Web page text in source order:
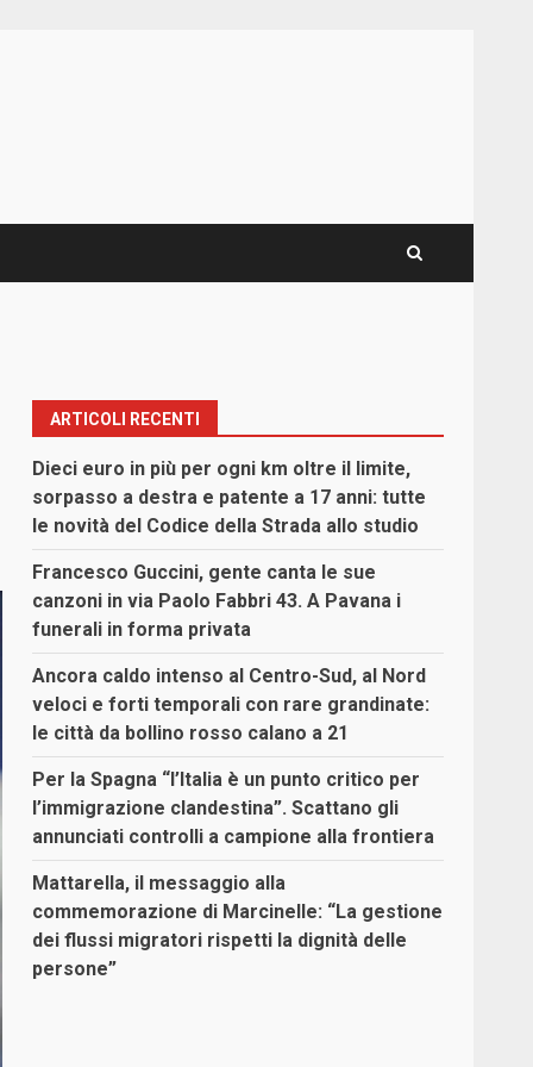
ARTICOLI RECENTI
Dieci euro in più per ogni km oltre il limite,
sorpasso a destra e patente a 17 anni: tutte
le novità del Codice della Strada allo studio
Francesco Guccini, gente canta le sue
canzoni in via Paolo Fabbri 43. A Pavana i
funerali in forma privata
Ancora caldo intenso al Centro-Sud, al Nord
veloci e forti temporali con rare grandinate:
le città da bollino rosso calano a 21
Per la Spagna “l’Italia è un punto critico per
l’immigrazione clandestina”. Scattano gli
annunciati controlli a campione alla frontiera
Mattarella, il messaggio alla
commemorazione di Marcinelle: “La gestione
dei flussi migratori rispetti la dignità delle
persone”